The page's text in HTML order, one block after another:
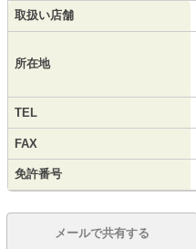
取扱い店舗
所在地
TEL
FAX
免許番号
メールで共有する